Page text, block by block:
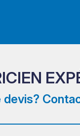
devis?